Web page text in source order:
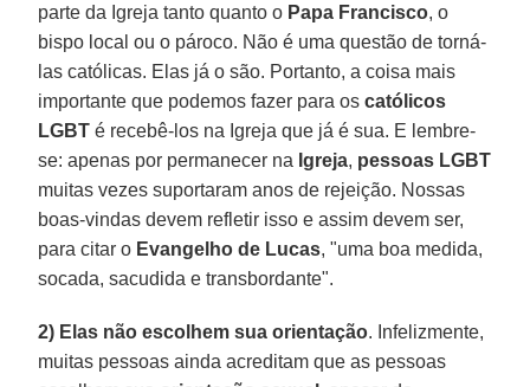
parte da Igreja tanto quanto o Papa Francisco, o
bispo local ou o pároco. Não é uma questão de torná-
las católicas. Elas já o são. Portanto, a coisa mais
importante que podemos fazer para oscatólicos
LGBT é recebê-los na Igreja que já é sua. E lembre-
se: apenas por permanecer na Igreja, pessoas LGBT
muitas vezes suportaram anos de rejeição. Nossas
boas-vindas devem refletir isso e assim devem ser,
para citar o Evangelho de Lucas, "uma boa medida,
socada, sacudida e transbordante".
2) Elas não escolhem sua orientação. Infelizmente,
muitas pessoas ainda acreditam que as pessoas